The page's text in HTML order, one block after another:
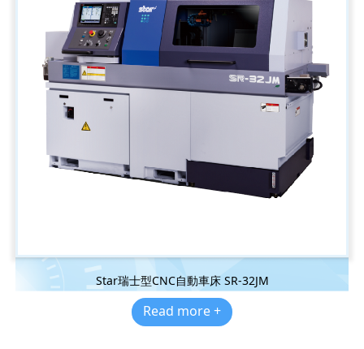
Star瑞士型CNC自動車床 SR-32JM
Read more +